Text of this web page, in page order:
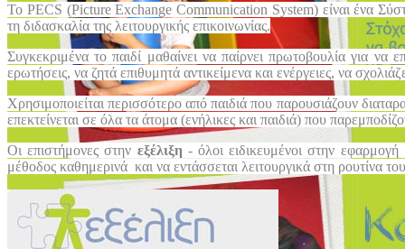
Το PECS (PictureExchangeCommunication System) είναι ένα
τη διδασκαλία της λειτουργικής επικοινωνίας.
Συγκεκριμένα το παιδί μαθαίνει να παίρνει πρωτοβουλία για
ερωτήσεις, να ζητά επιθυμητά αντικείμενα και ενέργειες, να
Χρησιμοποιείται περισσότερο από παιδιά που παρουσιάζουν
επεκτείνεται σε όλα τα άτομα (ενήλικες και παιδιά) που
Οι επιστήμονες στην εξέλιξη - όλοι ειδικευμένοι στην
μέθοδος καθημερινά και να εντάσσεται λειτουργικά στη ρουτίνα